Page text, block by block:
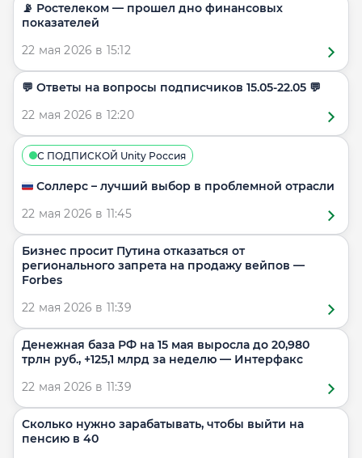
📡 Ростелеком — прошел дно финансовых
показателей
22 мая 2026 в 15:12
​​💬 Ответы на вопросы подписчиков 15.05-22.05 💬
22 мая 2026 в 12:20
С ПОДПИСКОЙ Unity Россия
🇷🇺 Соллерс – лучший выбор в проблемной отрасли
22 мая 2026 в 11:45
Бизнес просит Путина отказаться от
регионального запрета на продажу вейпов —
Forbes
22 мая 2026 в 11:39
Денежная база РФ на 15 мая выросла до 20,980
трлн руб., +125,1 млрд за неделю — Интерфакс
22 мая 2026 в 11:39
Сколько нужно зарабатывать, чтобы выйти на
пенсию в 40